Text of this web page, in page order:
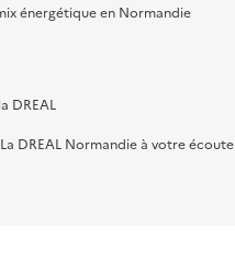
énergétique en Normandie
DREAL
DREAL Normandie à votre écoute